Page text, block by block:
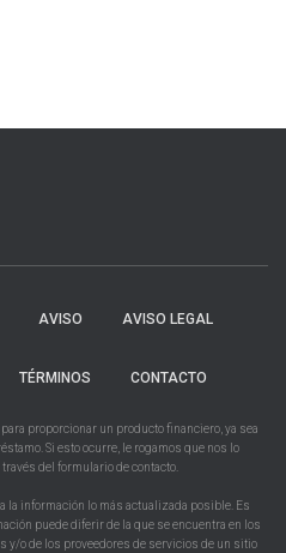
AVISO AVISO LEGAL
TÉRMINOS CONTACTO
proporcionar un producto financiero, ya sea
Si esto ocurre, le rogamos que nos lo
del formulario de contacto.
la información lo más actualizada posible. Es
puede diferir de la que se encuentra en los
o de los proveedores de servicios de un sitio